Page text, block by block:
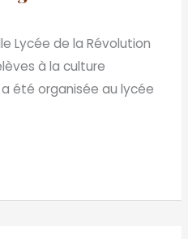
Lycée de la Révolution
à la culture
été organisée au lycée